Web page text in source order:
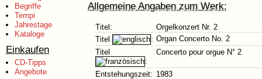
Begriffe
Tempi
Jahrestage
Kataloge
Einkaufen
CD-Tipps
Angebote
Allgemeine Angaben zum Werk:
Titel:
Orgelkonzert Nr. 2
Titel
: Organ Concerto No. 2
Titel
:
Concerto pour orgue N° 2
Entstehungszeit: 1983